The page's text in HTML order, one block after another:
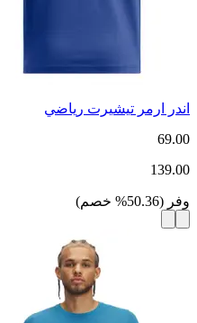
اندر ارمر تيشيرت رياضي
69.00
139.00
وفر (
50.36
% خصم)